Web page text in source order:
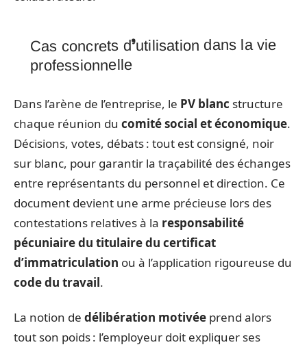
Cas concrets d’utilisation dans la vie
professionnelle
Dans l’arène de l’entreprise, le PV blanc structure
chaque réunion du comité social et économique.
Décisions, votes, débats : tout est consigné, noir
sur blanc, pour garantir la traçabilité des échanges
entre représentants du personnel et direction. Ce
document devient une arme précieuse lors des
contestations relatives à la responsabilité
pécuniaire du titulaire du certificat
d’immatriculation ou à l’application rigoureuse du
code du travail.
La notion de délibération motivée prend alors
tout son poids : l’employeur doit expliquer ses